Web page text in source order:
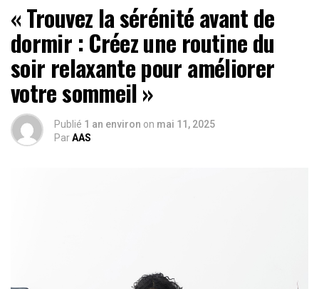
« Trouvez la sérénité avant de
dormir : Créez une routine du
soir relaxante pour améliorer
votre sommeil »
Publié 1 an environ on mai 11, 2025
ParAAS